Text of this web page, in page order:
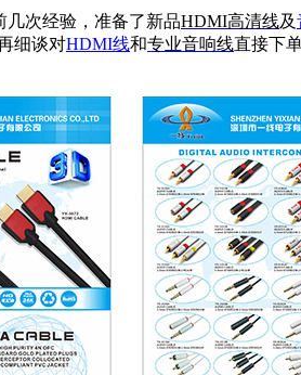
几次经验，准备了新品HDMI高清线及
细谈对HDMI线和专业音响线直接下